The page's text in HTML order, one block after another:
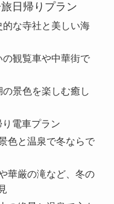
日帰りプラン
な寺社と美しい海
観覧車や中華街で
景色を楽しむ癒し
電車プラン
色と温泉で冬ならで
華厳の滝など、冬の